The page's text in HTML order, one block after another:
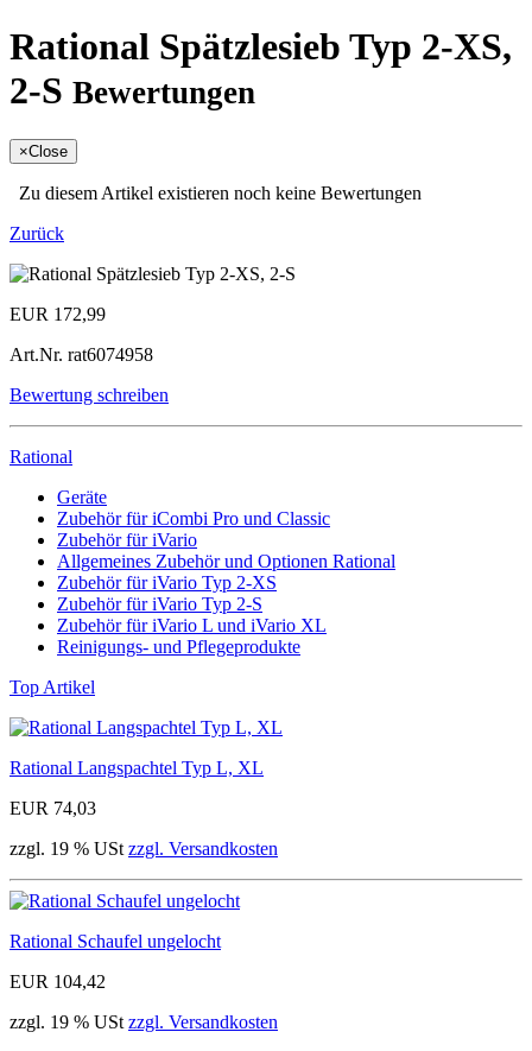
Rational Spätzlesieb Typ 2-XS,
2-S Bewertungen
×Close
Zu diesem Artikel existieren noch keine Bewertungen
Zurück
EUR 172,99
Art.Nr. rat6074958
Bewertung schreiben
Rational
Geräte
Zubehör für iCombi Pro und Classic
Zubehör für iVario
Allgemeines Zubehör und Optionen Rational
Zubehör für iVario Typ 2-XS
Zubehör für iVario Typ 2-S
Zubehör für iVario L und iVario XL
Reinigungs- und Pflegeprodukte
Top Artikel
Rational Langspachtel Typ L, XL
EUR 74,03
zzgl. 19 % USt zzgl. Versandkosten
Rational Schaufel ungelocht
EUR 104,42
zzgl. 19 % USt zzgl. Versandkosten